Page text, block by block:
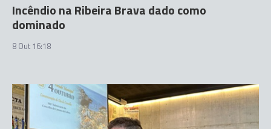
Incêndio na Ribeira Brava dado como
dominado
8 Out 16:18